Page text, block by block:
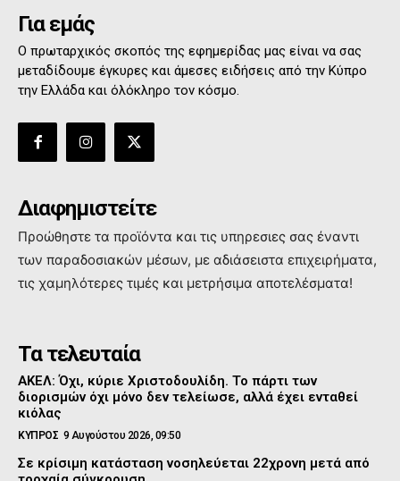
Για εμάς
Ο πρωταρχικός σκοπός της εφημερίδας μας είναι να σας
μεταδίδουμε έγκυρες και άμεσες ειδήσεις από την Κύπρο
την Ελλάδα και όλόκληρο τον κόσμο.
Διαφημιστείτε
Προώθηστε τα προϊόντα και τις υπηρεσιες σας έναντι
των παραδοσιακών μέσων, με αδιάσειστα επιχειρήματα,
τις χαμηλότερες τιμές και μετρήσιμα αποτελέσματα!
Τα τελευταία
ΑΚΕΛ: Όχι, κύριε Χριστοδουλίδη. Το πάρτι των
διορισμών όχι μόνο δεν τελείωσε, αλλά έχει ενταθεί
κιόλας
ΚΥΠΡΟΣ 9 Αυγούστου 2026, 09:50
Σε κρίσιμη κατάσταση νοσηλεύεται 22χρονη μετά από